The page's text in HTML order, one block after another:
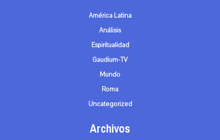
América Latina
Análisis
Espiritualidad
Gaudium-TV
Mundo
Roma
Uncategorized
Archivos